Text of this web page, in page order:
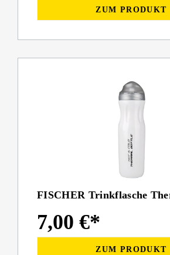
ZUM PRODUKT
FISCHER Trinkflasche
7,00 €*
ZUM PRODUKT